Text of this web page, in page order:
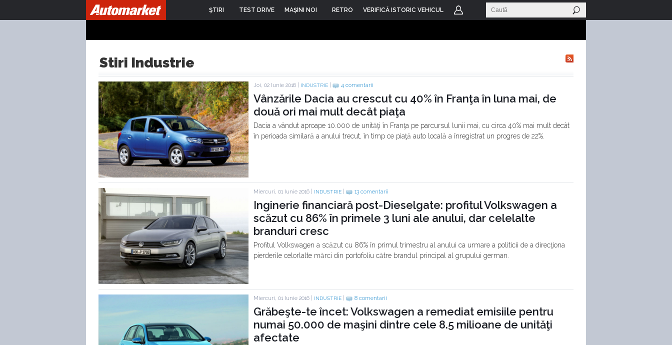
ŞTIRI TEST DRIVE MAŞINI NOI RETRO VERIFICĂ ISTORIC VEHICUL
Stiri Industrie
Joi, 02 Iunie 2016 | INDUSTRIE 4 comentarii
Vânzările Dacia au crescut cu 40% în Franţa în luna mai, de
două ori mai mult decât piaţa
Dacia a vândut aproape 10.000 de unităţi în Franţa pe parcursul lunii mai, cu circa 40% mai mult decât
în perioada similară a anului trecut, în timp ce piaţă auto locală a înregistrat un progres de 22%.
Miercuri, 01 Iunie 2016 | INDUSTRIE 13 comentarii
Inginerie financiară post-Dieselgate: profitul Volkswagen a
scăzut cu 86% în primele 3 luni ale anului, dar celelalte
branduri cresc
Profitul Volkswagen a scăzut cu 86% în primul trimestru al anului ca urmare a politicii de a direcţiona
pierderile celorlalte mărci din portofoliu către brandul principal al grupului german.
Miercuri, 01 Iunie 2016 | INDUSTRIE 8 comentarii
Grăbeşte-te încet: Volkswagen a remediat emisiile pentru
numai 50.000 de maşini dintre cele 8.5 milioane de unităţi
afectate